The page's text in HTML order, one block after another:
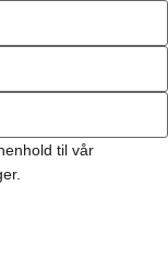
til vår